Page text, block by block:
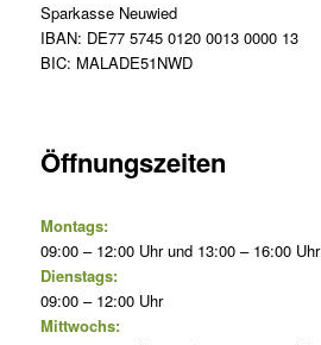
Sparkasse Neuwied
IBAN: DE77 5745 0120 0013 0000 13
BIC: MALADE51NWD
Öffnungszeiten
Montags:
09:00 – 12:00 Uhr und 13:00 – 16:00 Uhr
Dienstags:
09:00 – 12:00 Uhr
Mittwochs: